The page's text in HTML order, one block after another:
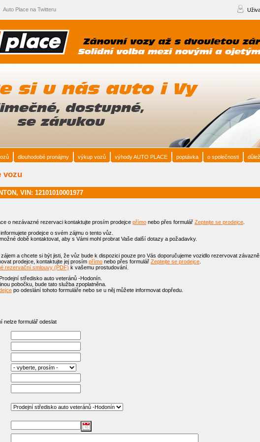
Auto Place na Twitteru
o společnosti
poptávka
výhody AUTO PLACE
výkup vozů
dlouhodobé pronájmy
vozu
VIN: 12101010001977
o nezávazné rezervaci kontaktujte prosím prodejce přímo nebo přes formulář Zeptejte se prodejce
prodejce o svém zájmu o tento vůz.
době kontaktovat, aby s Vámi mohl probrat Vaše další dotazy a požadavky.
a chcete si být jisti, že vůz bude k dispozici pouze pro Vás doporučujeme vozidlo rezervovat
prodejce, kontaktujte jej prosím přímo nebo přes formulář Zeptejte se prodejce
rezervační smlouvy (PDF) k vašemu prostudování.
středisko auto veteránů -Hodonín.
pobočku, bude tato služba zpoplatněna.
po odeslání tohoto formuláře nebo se u něj můžete informovat dopředu.
nelze formulář odeslat